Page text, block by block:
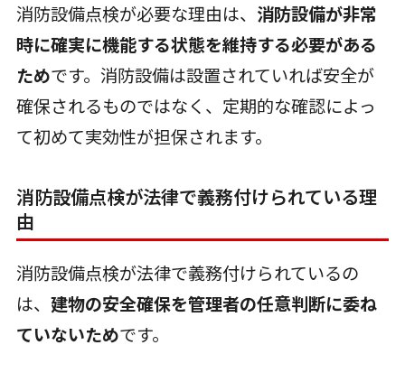
消防設備点検が必要な理由は、 消防設備が非常
時に確実に機能する状態を維持する必要がある
ためです。消防設備は設置されていれば安全が
確保されるものではなく、定期的な確認によっ
て初めて実効性が担保されます。
消防設備点検が法律で義務付けられている理
由
消防設備点検が法律で義務付けられているの
は、 建物の安全確保を管理者の任意判断に委ね
ていないためです。